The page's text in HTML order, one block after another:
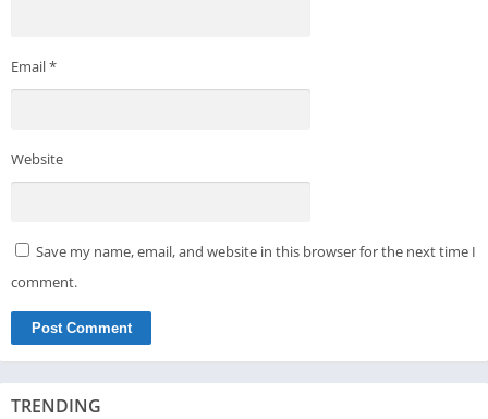
Email*
Website
Save my name, email, and website in this browser for the next time I
comment.
TRENDING